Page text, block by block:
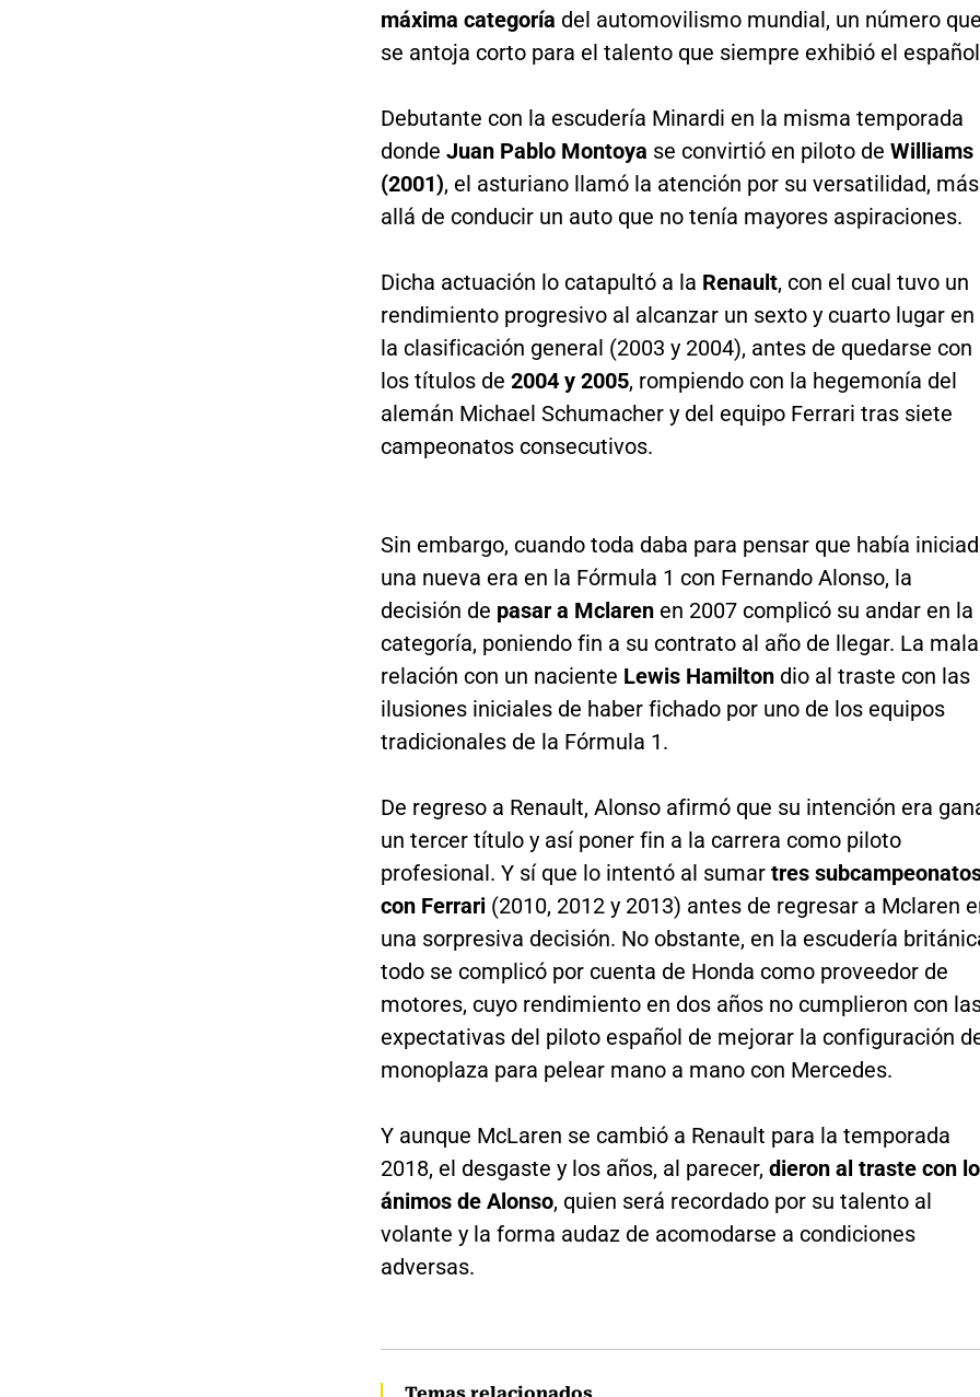
máxima categoría del automovilismo mundial, un número
se antoja corto para el talento que siempre exhibió el
Debutante con la escudería Minardi en la misma temporada
donde Juan Pablo Montoya se convirtió en piloto de Williams
(2001), el asturiano llamó la atención por su versatilidad, más
allá de conducir un auto que no tenía mayores aspiraciones.
Dicha actuación lo catapultó a la Renault, con el cual tuvo un
rendimiento progresivo al alcanzar un sexto y cuarto lugar en
la clasificación general (2003 y 2004), antes de quedarse con
los títulos de 2004 y 2005, rompiendo con la hegemonía del
alemán Michael Schumacher y del equipo Ferrari tras siete
campeonatos consecutivos.
Sin embargo, cuando toda daba para pensar que había
una nueva era en la Fórmula 1 con Fernando Alonso, la
decisión de pasar a Mclarenen 2007 complicó su andar en la
categoría, poniendo fin a su contrato al año de llegar. La mala
relación con un naciente Lewis Hamiltondio al traste con las
ilusiones iniciales de haber fichado por uno de los equipos
tradicionales de la Fórmula 1.
De regreso a Renault, Alonso afirmó que su intención era
un tercer título y así poner fin a la carrera como piloto
profesional. Y sí que lo intentó al sumartres
con Ferrari (2010, 2012 y 2013) antes de regresar a Mclaren
una sorpresiva decisión. No obstante, en la escudería
todo se complicó por cuenta de Honda como proveedor de
motores, cuyo rendimiento en dos años no cumplieron con
expectativas del piloto español de mejorar la configuración
monoplaza para pelear mano a mano con Mercedes.
Y aunque McLaren se cambió a Renault para la temporada
2018, el desgaste y los años, al parecer, dieron al traste con
ánimos de Alonso, quien será recordado por su talento al
volante y la forma audaz de acomodarse a condiciones
adversas.
Temas relacionados